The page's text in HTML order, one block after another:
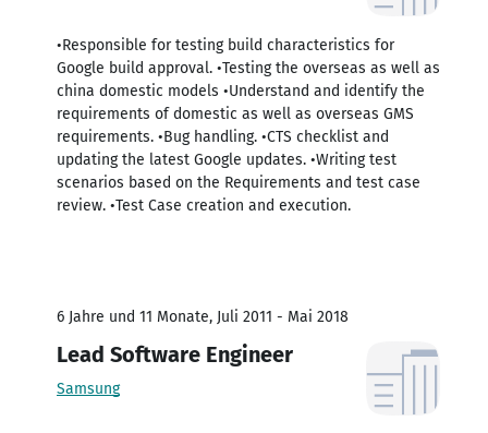
•Responsible for testing build characteristics for
Google build approval. •Testing the overseas as well as
china domestic models •Understand and identify the
requirements of domestic as well as overseas GMS
requirements. •Bug handling. •CTS checklist and
updating the latest Google updates. •Writing test
scenarios based on the Requirements and test case
review. •Test Case creation and execution.
6 Jahre und 11 Monate, Juli 2011 - Mai 2018
Lead Software Engineer
Samsung